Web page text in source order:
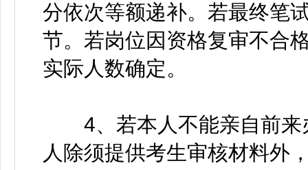
分依次等额递补。若最终笔
节。若岗位因资格复审不合
实际人数确定。
4、若本人不能亲自前来
人除须提供考生审核材料外